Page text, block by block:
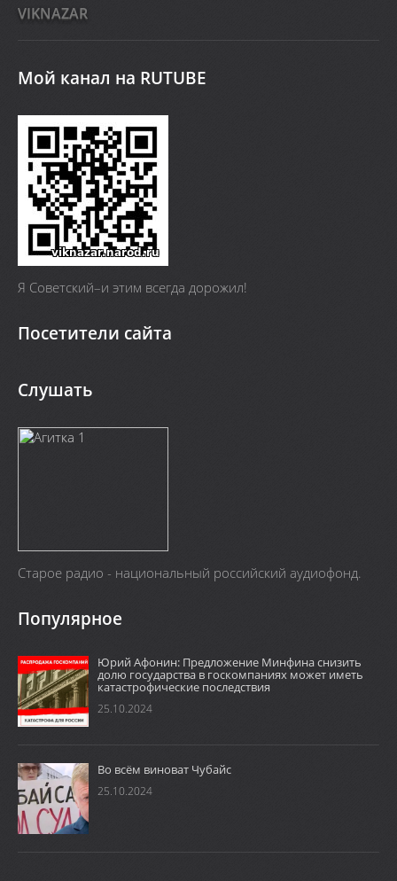
VIKNAZAR
Мой канал на RUTUBE
Я Cоветский–и этим всегда дорожил!
Посетители сайта
Слушать
Старое радио - национальный российский аудиофонд.
Популярное
Юрий Афонин: Предложение Минфина снизить
долю государства в госкомпаниях может иметь
катастрофические последствия
25.10.2024
Во всём виноват Чубайс
25.10.2024